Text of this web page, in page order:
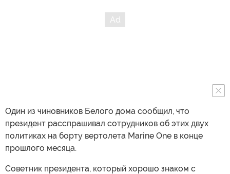
Один из чиновников Белого дома сообщил, что
президент расспрашивал сотрудников об этих двух
политиках на борту вертолета Marine One в конце
прошлого месяца.
Советник президента, который хорошо знаком с